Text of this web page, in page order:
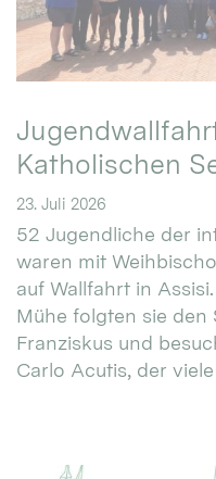
Katholischen
23. Juli 2026
52 Jugendliche der
waren mit
auf Wallfahrt in
Mühe folgten sie den
Franziskus und
Carlo Acutis, der